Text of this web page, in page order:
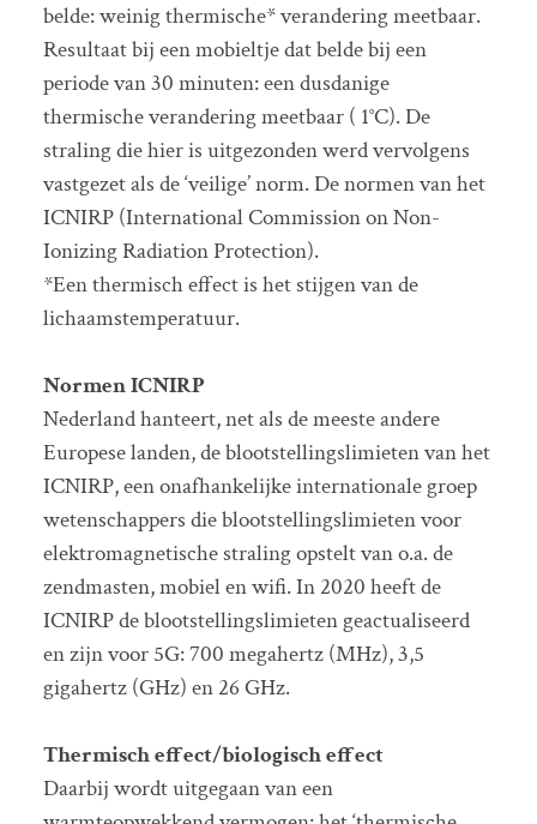
belde: weinig thermische* verandering meetbaar.
Resultaat bij een mobieltje dat belde bij een
periode van 30 minuten: een dusdanige
thermische verandering meetbaar ( 1°C). De
straling die hier is uitgezonden werd vervolgens
vastgezet als de ‘veilige’ norm. De normen van het
ICNIRP (International Commission on Non-
Ionizing Radiation Protection).
*Een thermisch effect is het stijgen van de
lichaamstemperatuur.
Normen ICNIRP
Nederland hanteert, net als de meeste andere
Europese landen, de blootstellingslimieten van het
ICNIRP, een onafhankelijke internationale groep
wetenschappers die blootstellingslimieten voor
elektromagnetische straling opstelt van o.a. de
zendmasten, mobiel en wifi. In 2020 heeft de
ICNIRP de blootstellingslimieten geactualiseerd
en zijn voor 5G: 700 megahertz (MHz), 3,5
gigahertz (GHz) en 26 GHz.
Thermisch effect/biologisch effect
Daarbij wordt uitgegaan van een